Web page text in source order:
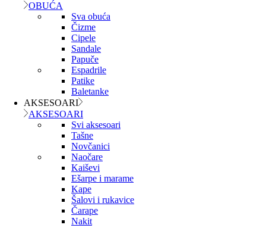
OBUĆA
Sva obuća
Čizme
Cipele
Sandale
Papuče
Espadrile
Patike
Baletanke
AKSESOARI
AKSESOARI
Svi aksesoari
Tašne
Novčanici
Naočare
Kaiševi
Ešarpe i marame
Kape
Šalovi i rukavice
Čarape
Nakit